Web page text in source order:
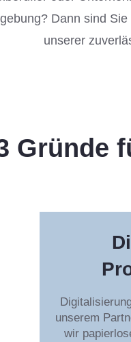
Dann sind
unserer
Gründe
unserem
wir